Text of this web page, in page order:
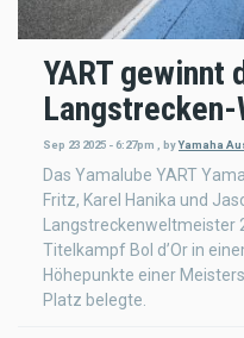
YART gewinnt
Sep 23 2025 - 6:27pm byYamaha
Das Yamalube YART
Fritz, Karel Hanika und
Langstreckenweltmeister
Titelkampf Bol d’Or in
Höhepunkte einer
Platz belegte.